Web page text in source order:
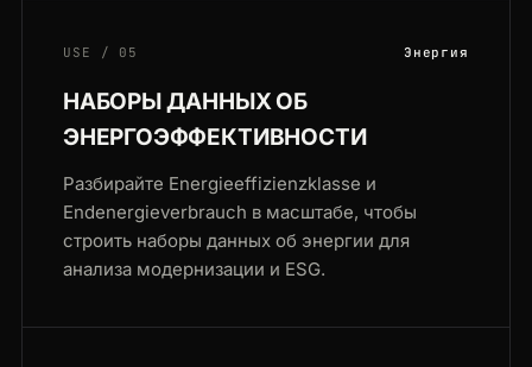
USE / 05 Энергия
НАБОРЫ ДАННЫХ ОБ
ЭНЕРГОЭФФЕКТИВНОСТИ
Разбирайте Energieeffizienzklasse и
Endenergieverbrauch в масштабе, чтобы
строить наборы данных об энергии для
анализа модернизации и ESG.